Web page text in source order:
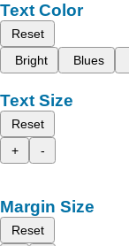
Text Color
Reset
Bright
Blues
Text Size
Reset
+
-
Margin Size
Reset